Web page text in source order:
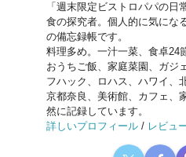
「週末限定ビストロパパの日
食の探究者。個人的に気にな
の備忘録帳です。
料理多め。一汁一菜、食卓24
おうちご飯、家庭菜園、ガジ
フハック、ロハス、ハワイ、
京都奈良、美術館、カフェ、
然に記録しています。
詳しいプロフィール / レビュ